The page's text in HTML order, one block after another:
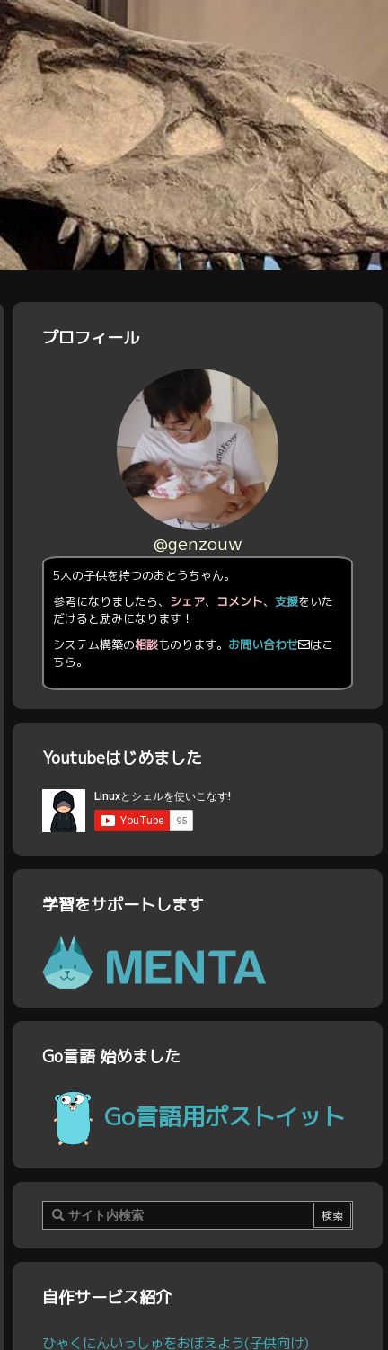
プロフィール
@genzouw
5人の子供を持つのおとうちゃん。
参考になりましたら、 シェア、 コメント、 支援をいた
だけると励みになります！
システム構築の相談ものります。 お問い合わせ
はこ
ちら。
Youtubeはじめました
学習をサポートします
Go言語 始めました
Go言語用ポストイット
自作サービス紹介
ひゃくにんいっしゅをおぼえよう(子供向け)